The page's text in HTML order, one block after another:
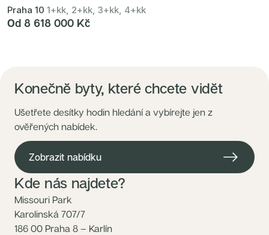
Praha 10 1+kk, 2+kk, 3+kk, 4+kk
Od 8 618 000 Kč
Konečně byty, které chcete vidět
Ušetřete desítky hodin hledání a vybírejte jen z
ověřených nabídek.
Zobrazit nabídku
Kde nás najdete?
Missouri Park
Karolinská 707/7
186 00 Praha 8 – Karlín